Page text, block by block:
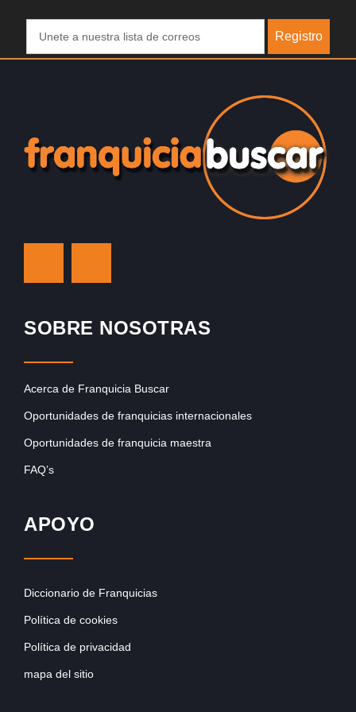
Registro
SOBRE NOSOTRAS
Acerca de Franquicia Buscar
Oportunidades de franquicias internacionales
Oportunidades de franquicia maestra
FAQ’s
APOYO
Diccionario de Franquicias
Política de cookies
Política de privacidad
mapa del sitio